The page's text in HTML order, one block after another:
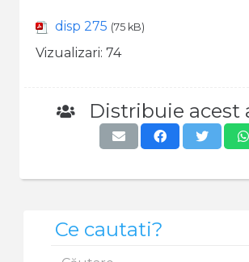
disp 275 (75 kB)
Vizualizari: 74
Distribuie acest
Ce cautati?